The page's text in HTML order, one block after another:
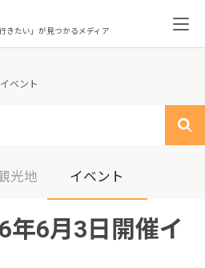
行きたい」が見つかるメディア
イベント
光地 イベント
年6月3日開催イ